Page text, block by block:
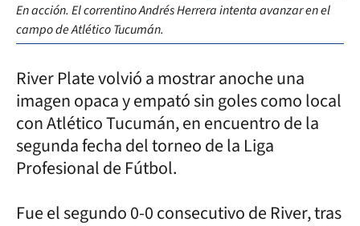
En acción. El correntino Andrés Herrera intenta avanzar en el
campo de Atlético Tucumán.
River Plate volvió a mostrar anoche una
imagen opaca y empató sin goles como local
con Atlético Tucumán, en encuentro de la
segunda fecha del torneo de la Liga
Profesional de Fútbol.
Fue el segundo 0-0 consecutivo de River, tras